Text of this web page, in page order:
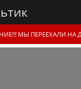
МЫ ПЕРЕЕХАЛИ НА